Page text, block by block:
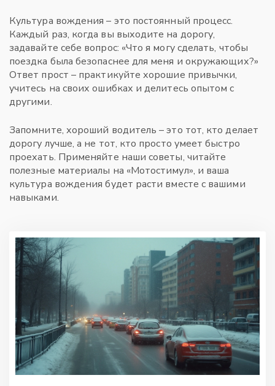
Культура вождения – это постоянный процесс.
Каждый раз, когда вы выходите на дорогу,
задавайте себе вопрос: «Что я могу сделать, чтобы
поездка была безопаснее для меня и окружающих?»
Ответ прост – практикуйте хорошие привычки,
учитесь на своих ошибках и делитесь опытом с
другими.
Запомните, хороший водитель – это тот, кто делает
дорогу лучше, а не тот, кто просто умеет быстро
проехать. Применяйте наши советы, читайте
полезные материалы на «Мотостимул», и ваша
культура вождения будет расти вместе с вашими
навыками.